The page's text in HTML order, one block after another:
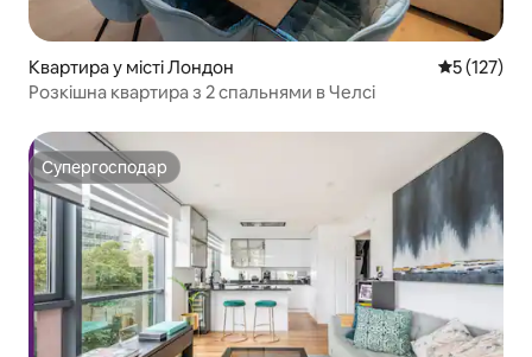
Квартира у місті Лондон Середня
5 (127)
Розкішна квартира з 2 спальнями в Челсі
Супергосподар
Супергосподар